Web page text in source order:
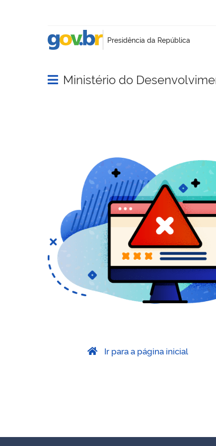
Abrir menu principal de navegação
Ministério do
Ir para a página inicial